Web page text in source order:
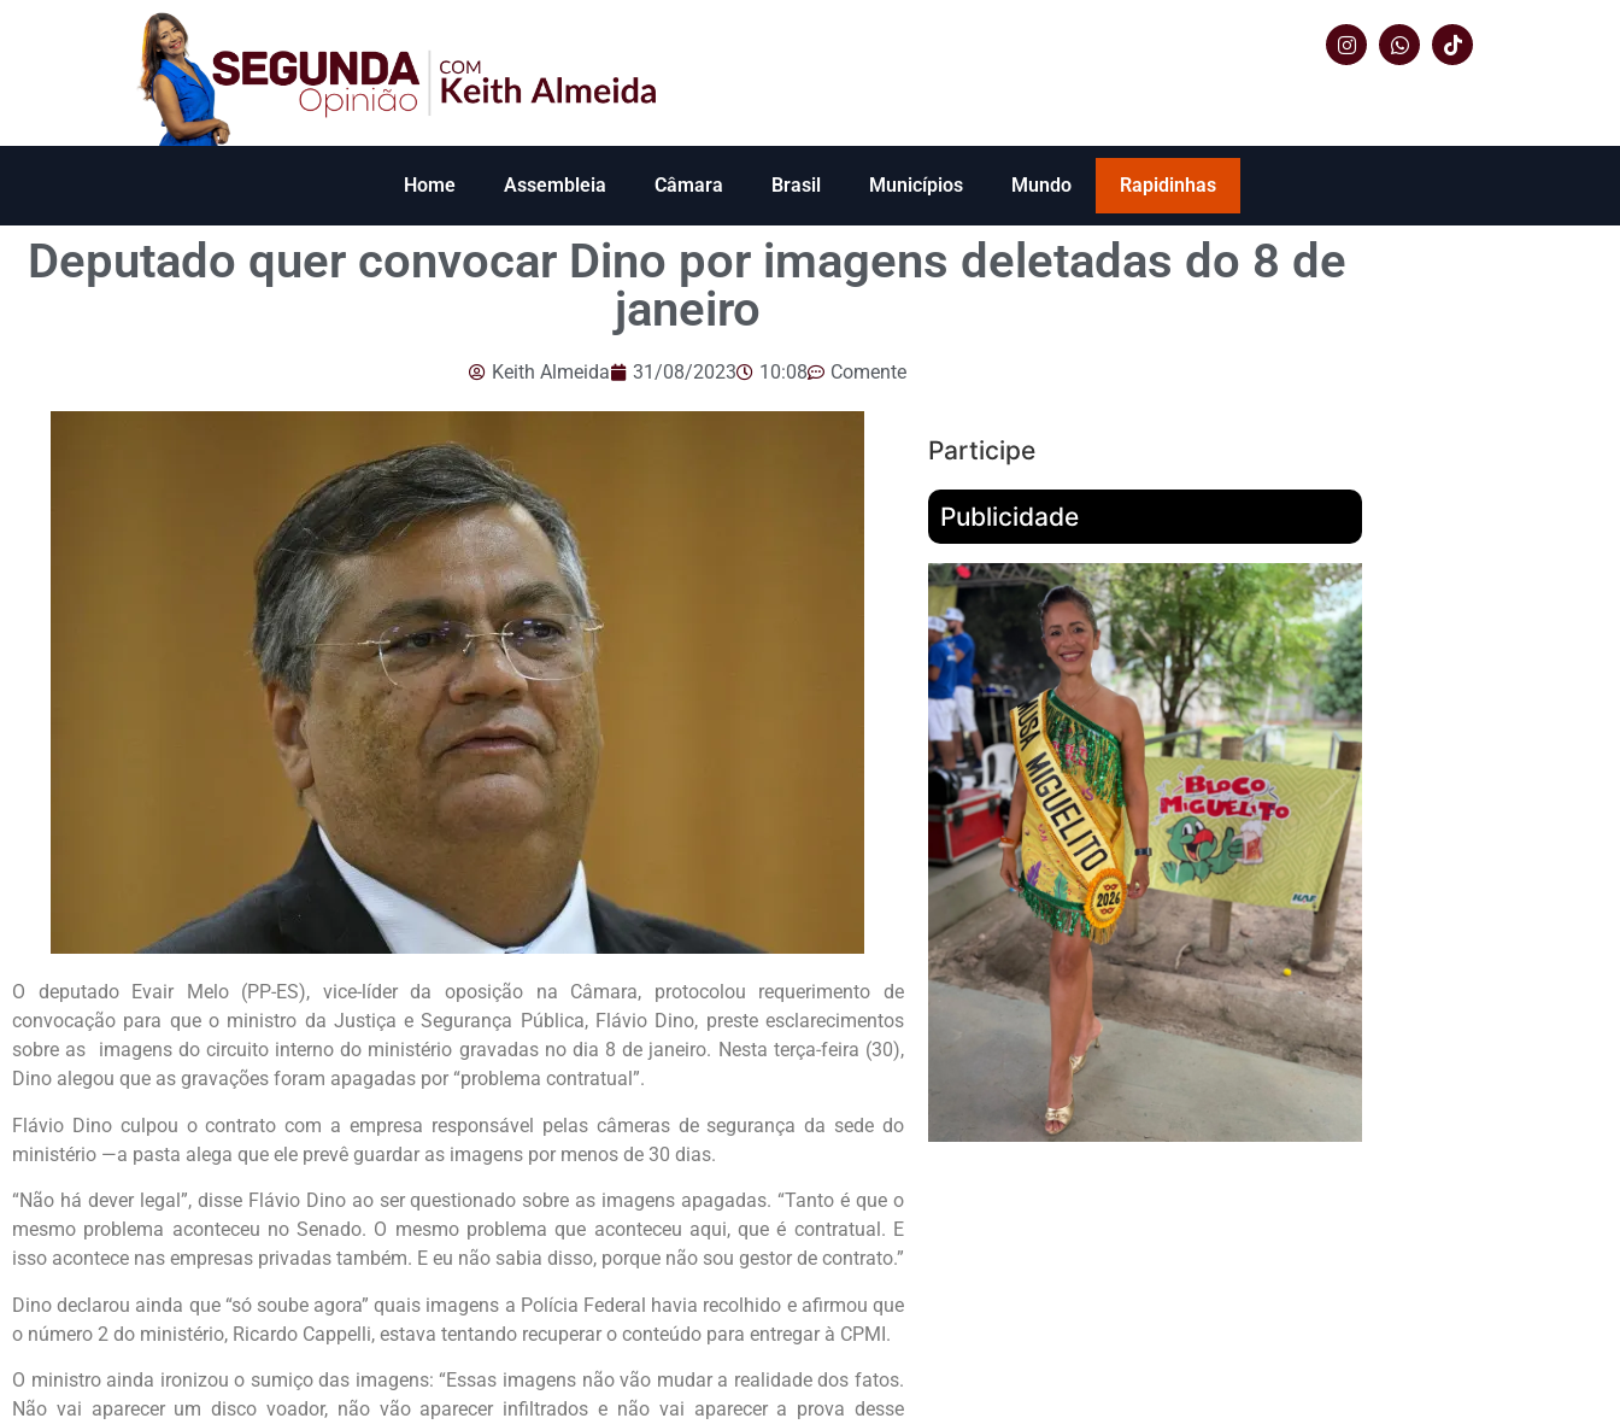
Home Assembleia Câmara Brasil Municípios Mundo Rapidinhas
Deputado quer convocar Dino por imagens deletadas do 8 de
janeiro
Keith Almeida 31/08/2023 10:08 Comente
O deputado Evair Melo (PP-ES), vice-líder da oposição na Câmara, protocolou requerimento de
convocação para que o ministro da Justiça e Segurança Pública, Flávio Dino, preste esclarecimentos
sobre as imagens do circuito interno do ministério gravadas no dia 8 de janeiro. Nesta terça-feira (30),
Dino alegou que as gravações foram apagadas por “problema contratual”.
Flávio Dino culpou o contrato com a empresa responsável pelas câmeras de segurança da sede do
ministério —a pasta alega que ele prevê guardar as imagens por menos de 30 dias.
“Não há dever legal”, disse Flávio Dino ao ser questionado sobre as imagens apagadas. “Tanto é que o
mesmo problema aconteceu no Senado. O mesmo problema que aconteceu aqui, que é contratual. E
isso acontece nas empresas privadas também. E eu não sabia disso, porque não sou gestor de contrato.”
Dino declarou ainda que “só soube agora” quais imagens a Polícia Federal havia recolhido e afirmou que
o número 2 do ministério, Ricardo Cappelli, estava tentando recuperar o conteúdo para entregar à CPMI.
O ministro ainda ironizou o sumiço das imagens: “Essas imagens não vão mudar a realidade dos fatos.
Não vai aparecer um disco voador, não vão aparecer infiltrados e não vai aparecer a prova desse
Participe
Publicidade